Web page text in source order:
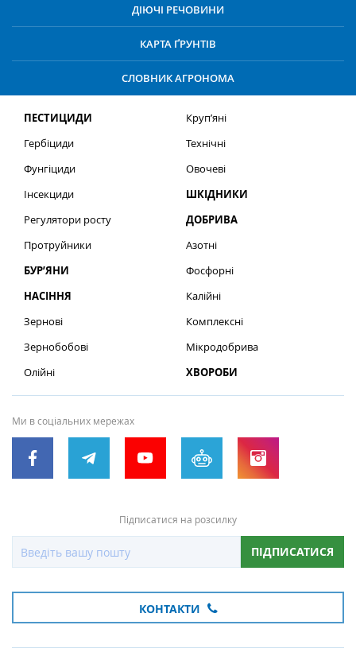
ДІЮЧІ РЕЧОВИНИ
КАРТА ҐРУНТІВ
СЛОВНИК АГРОНОМА
ПЕСТИЦИДИ
Гербіциди
Фунгіциди
Інсекциди
Регулятори росту
Протруйники
БУР’ЯНИ
НАСІННЯ
Зернові
Зернобобові
Олійні
Круп’яні
Технічні
Овочеві
ШКІДНИКИ
ДОБРИВА
Азотні
Фосфорні
Калійні
Комплексні
Мікродобрива
ХВОРОБИ
Ми в соціальних мережах
Підписатися на розсилку
ПІДПИСАТИСЯ
КОНТАКТИ